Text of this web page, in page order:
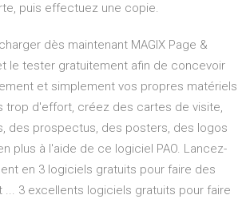
puis effectuez une copie.
dès maintenant MAGIX Page &
le tester gratuitement afin de concevoir
et simplement vos propres matériels
trop d'effort, créez des cartes de visite,
des prospectus, des posters, des logos
plus à l'aide de ce logiciel PAO. Lancez-
en 3 logiciels gratuits pour faire des
3 excellents logiciels gratuits pour faire